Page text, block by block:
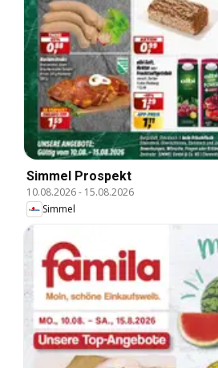
Simmel Prospekt
10.08.2026- 15.08.2026
Simmel